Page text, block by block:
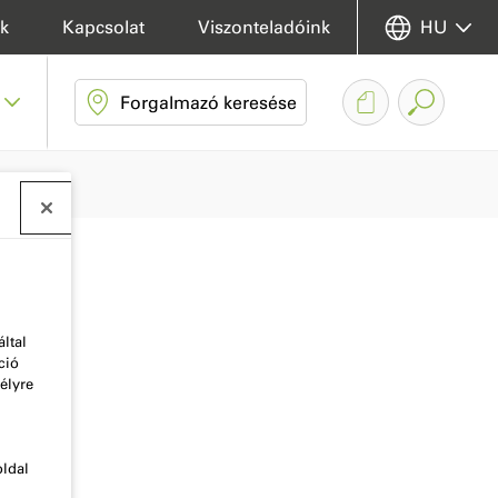
Forgalmazó keresése
Kapcsolat Viszonteladóink HU